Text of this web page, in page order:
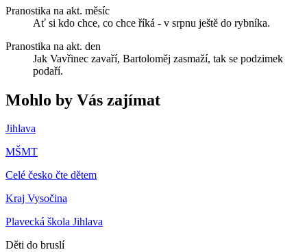
Pranostika na akt. měsíc
Ať si kdo chce, co chce říká - v srpnu ještě do rybníka.
Pranostika na akt. den
Jak Vavřinec zavaří, Bartoloměj zasmaží, tak se podzimek
podaří.
Mohlo by Vás zajímat
Jihlava
MŠMT
Celé česko čte dětem
Kraj Vysočina
Plavecká škola Jihlava
Děti do bruslí